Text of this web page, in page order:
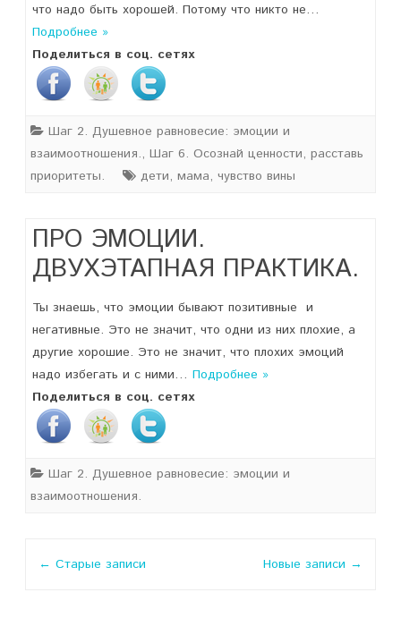
что надо быть хорошей. Потому что никто не…
Подробнее »
Поделиться в соц. сетях
Шаг 2. Душевное равновесие: эмоции и
взаимоотношения., Шаг 6. Осознай ценности, расставь
приоритеты.
дети, мама, чувство вины
ПРО ЭМОЦИИ.
ДВУХЭТАПНАЯ ПРАКТИКА.
Ты знаешь, что эмоции бывают позитивные и
негативные. Это не значит, что одни из них плохие, а
другие хорошие. Это не значит, что плохих эмоций
надо избегать и с ними… Подробнее »
Поделиться в соц. сетях
Шаг 2. Душевное равновесие: эмоции и
взаимоотношения.
← Старые записи Новые записи →